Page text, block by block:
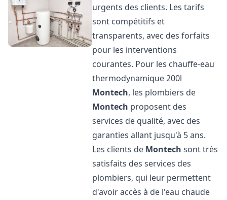
urgents des clients. Les tarifs
sont compétitifs et
transparents, avec des forfaits
pour les interventions
courantes. Pour les chauffe-eau
thermodynamique 200l
Montech, les plombiers de
Montech proposent des
services de qualité, avec des
garanties allant jusqu'à 5 ans.
Les clients de Montech sont très
satisfaits des services des
plombiers, qui leur permettent
d'avoir accès à de l'eau chaude